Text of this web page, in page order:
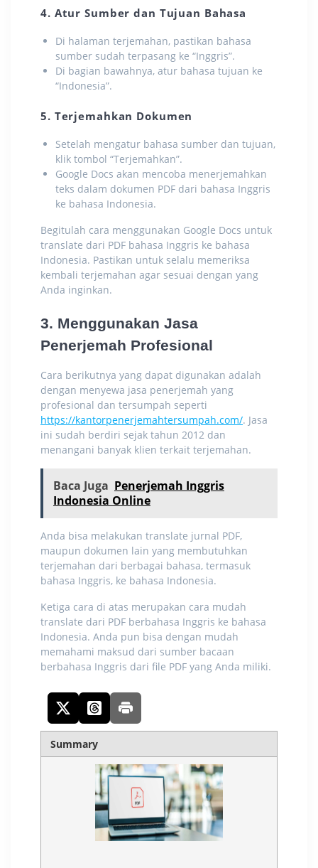
4. Atur Sumber dan Tujuan Bahasa
Di halaman terjemahan, pastikan bahasa
sumber sudah terpasang ke “Inggris”.
Di bagian bawahnya, atur bahasa tujuan ke
“Indonesia”.
5. Terjemahkan Dokumen
Setelah mengatur bahasa sumber dan tujuan,
klik tombol “Terjemahkan”.
Google Docs akan mencoba menerjemahkan
teks dalam dokumen PDF dari bahasa Inggris
ke bahasa Indonesia.
Begitulah cara menggunakan Google Docs untuk
translate dari PDF bahasa Inggris ke bahasa
Indonesia. Pastikan untuk selalu memeriksa
kembali terjemahan agar sesuai dengan yang
Anda inginkan.
3. Menggunakan Jasa
Penerjemah Profesional
Cara berikutnya yang dapat digunakan adalah
dengan menyewa jasa penerjemah yang
profesional dan tersumpah seperti
https://kantorpenerjemahtersumpah.com/. Jasa
ini sudah berdiri sejak tahun 2012 dan
menangani banyak klien terkait terjemahan.
Baca Juga Penerjemah Inggris
Indonesia Online
Anda bisa melakukan translate jurnal PDF,
maupun dokumen lain yang membutuhkan
terjemahan dari berbagai bahasa, termasuk
bahasa Inggris, ke bahasa Indonesia.
Ketiga cara di atas merupakan cara mudah
translate dari PDF berbahasa Inggris ke bahasa
Indonesia. Anda pun bisa dengan mudah
memahami maksud dari sumber bacaan
berbahasa Inggris dari file PDF yang Anda miliki.
Summary